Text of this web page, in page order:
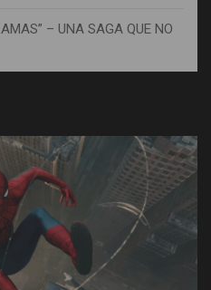
– UNA SAGA QUE NO